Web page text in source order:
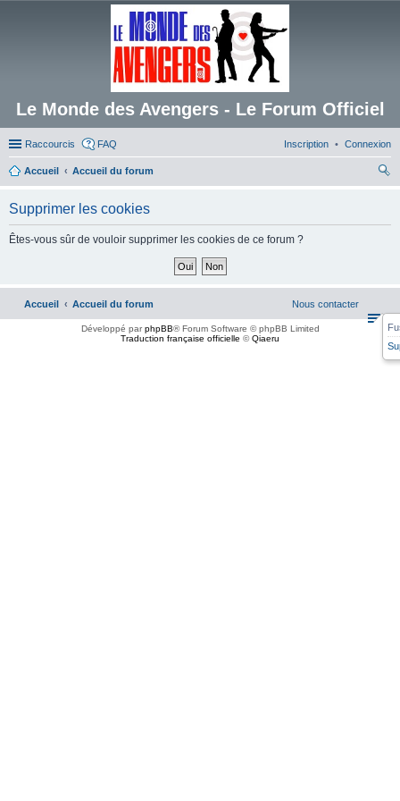
Le Monde des Avengers - Le Forum Officiel
Raccourcis FAQ Connexion
Inscription
Accueil
Accueil du forum
Supprimer les cookies
Êtes-vous sûr de vouloir supprimer les cookies de ce forum ?
Accueil Accueil du forum Nous contacter
Développé parphpBB® Forum Software © phpBB Limited
Traduction française officielle ©Qiaeru